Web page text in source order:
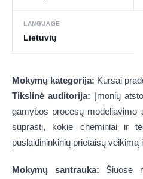
LANGUAGE
Lietuvių
Mokymų kategorija: Kursai
Tikslinė auditorija: Įmonių
gamybos procesų modeliavimo
suprasti, kokie cheminiai ir
puslaidininkinių prietaisų veikimą
Mokymų santrauka: Šiuose